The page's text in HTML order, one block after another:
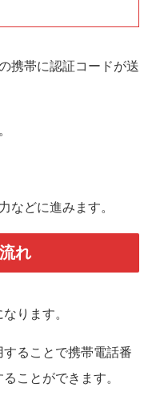
携帯に認証コードが送
などに進みます。
れ
ります。
ることで携帯電話番
ことができます。